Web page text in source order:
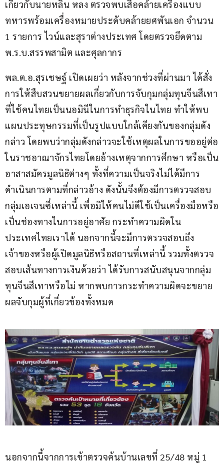
เกี่ยวกับนายหลิน หลง ตรวจพบเสื้อคล้ายเครื่องแบบ
ทหารพร้อมเครื่องหมายประดับคล้ายยศพันเอก จำนวน
1 รายการ ไวน์และสุราต่างประเทศ โดยตรวจยึดตาม
พ.ร.บ.สรรพสามิต และศุลกากร
พล.ต.อ.สุรเชษฐ์ เปิดเผยว่า หลังจากช่วงที่ผ่านมา ได้สั่ง
การให้สืบสวนขยายผลเกี่ยวกับการจับกุมกลุ่มทุนจีนสีเทา
ที่ใช้คนไทยเป็นนอมินีในการทำธุรกิจในไทย ทำให้พบ
แผนประทุษกรรมที่เป็นรูปแบบใกล้เคียงกันของกลุ่มดัง
กล่าว โดยพบว่ากลุ่มดังกล่าวจะใช้เหตุผลในการขออยู่ต่อ
ในราชอาณาจักรไทยโดยอ้างเหตุจากการศึกษา หรือเป็น
อาสาสมัครมูลนิธิต่างๆ ทั้งที่ความเป็นจริงไม่ได้มีการ
ดำเนินการตามที่กล่าวอ้าง ดังนั้นจึงต้องมีการตรวจสอบ
กลุ่มเอเจนซี่เหล่านี้ เพื่อมิให้คนไม่ดีใช้เป็นเครื่องมือหรือ
เป็นช่องทางในการอยู่อาศัย กระทำความผิดใน
ประเทศไทยเราได้ นอกจากนี้จะมีการตรวจสอบถึง
เจ้าของหรือผู้เปิดมูลนิธิหรือสถานที่เหล่านี้ รวมทั้งตรวจ
สอบเส้นทางการเงินด้วยว่า ได้รับการสนับสนุนจากกลุ่ม
ทุนจีนสีเทาหรือไม่ หากพบการกระทำความผิดจะขยาย
ผลจับกุมผู้ที่เกี่ยวข้องทั้งหมด
นอกจากนี้จากการเข้าตรวจค้นบ้านเลขที่ 25/48 หมู่ 1